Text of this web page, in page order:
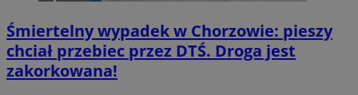
Śmiertelny wypadek w Chorzowie: pieszy
chciał przebiec przez DTŚ. Droga jest
zakorkowana!